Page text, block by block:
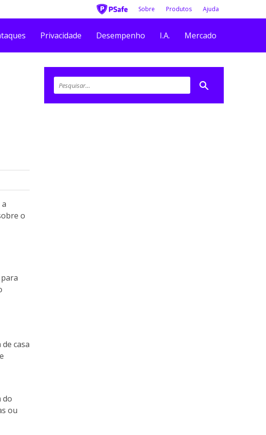
Sobre Produtos Ajuda
Privacidade Desempenho I.A. Mercado
o
casa
do
ou